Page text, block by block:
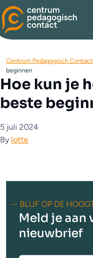
Centrum Pedagogisch Contact
beginnen
Hoe kun je
beste
5 juli 2024
By lotte
-- BLIJF OP DE
Meld je aan
nieuwbrief